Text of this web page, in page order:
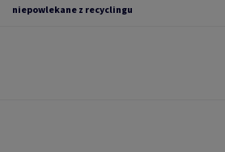
niepowlekane z recyclingu